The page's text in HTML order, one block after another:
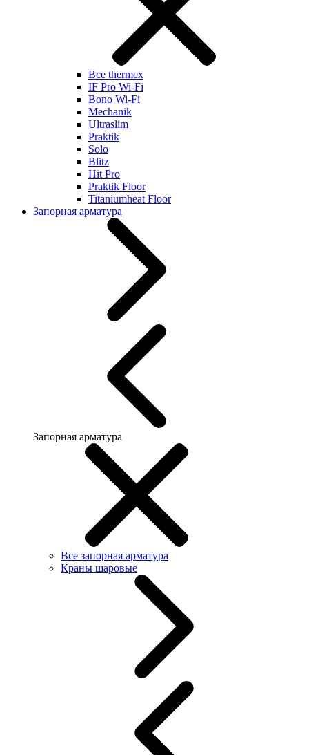
Все thermex
IF Pro Wi-Fi
Bono Wi-Fi
Mechanik
Ultraslim
Praktik
Solo
Blitz
Hit Pro
Praktik Floor
Titaniumheat Floor
Запорная арматура
Запорная арматура
Все запорная арматура
Краны шаровые